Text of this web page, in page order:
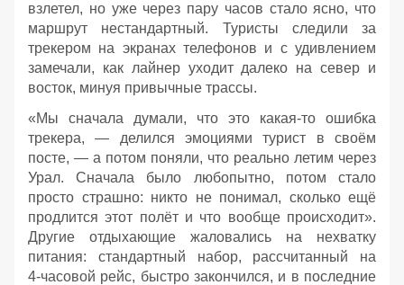
взлетел, но уже через пару часов стало ясно, что
маршрут нестандартный. Туристы следили за
трекером на экранах телефонов и с удивлением
замечали, как лайнер уходит далеко на север и
восток, минуя привычные трассы.
«Мы сначала думали, что это какая‑то ошибка
трекера, — делился эмоциями турист в своём
посте, — а потом поняли, что реально летим через
Урал. Сначала было любопытно, потом стало
просто страшно: никто не понимал, сколько ещё
продлится этот полёт и что вообще происходит».
Другие отдыхающие жаловались на нехватку
питания: стандартный набор, рассчитанный на
4‑часовой рейс, быстро закончился, и в последние